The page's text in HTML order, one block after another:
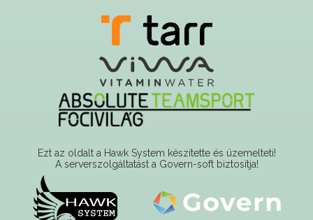
Ezt az oldalt a Hawk System készítette és üzemelteti!